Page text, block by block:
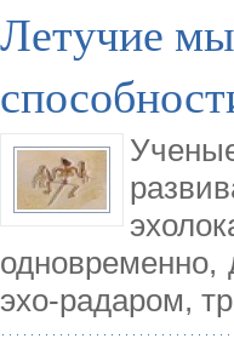
Летучие
одновременно,
эхо-радаром,